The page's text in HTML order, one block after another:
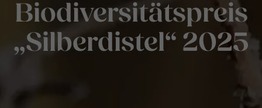
Biodiversitätspreis
„Silberdistel“ 2025